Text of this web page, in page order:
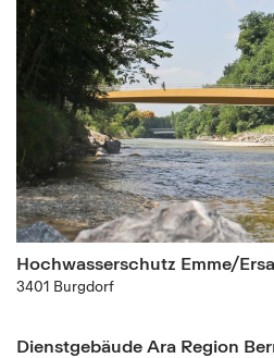
Hochwasserschutz Emme/
3401 Burgdorf
Dienstgebäude Ara Region